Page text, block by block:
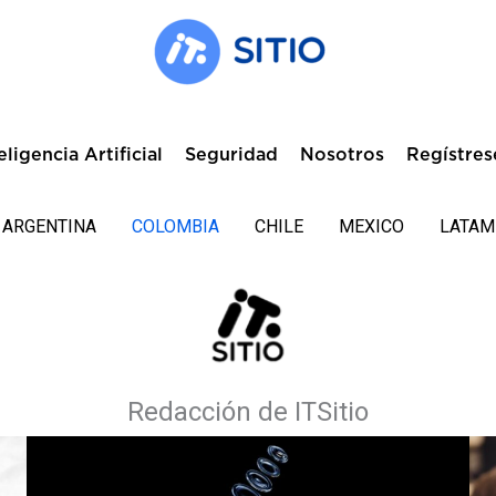
Artificial Seguridad Nosotros
ARGENTINA COLOMBIA CHILE MEXICO LATAM
Redacción de ITSitio